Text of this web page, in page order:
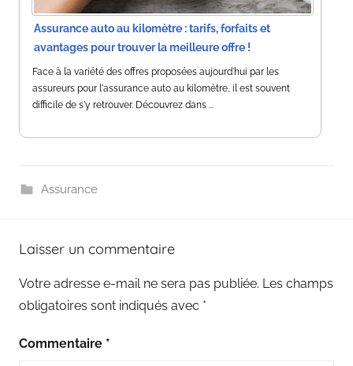
Assurance auto au kilomètre : tarifs, forfaits et
avantages pour trouver la meilleure offre !
Face à la variété des offres proposées aujourd'hui par les
assureurs pour l'assurance auto au kilomètre, il est souvent
difficile de s'y retrouver. Découvrez dans ...
Assurance
Laisser un commentaire
Votre adresse e-mail ne sera pas publiée. Les champs
obligatoires sont indiqués avec *
Commentaire *